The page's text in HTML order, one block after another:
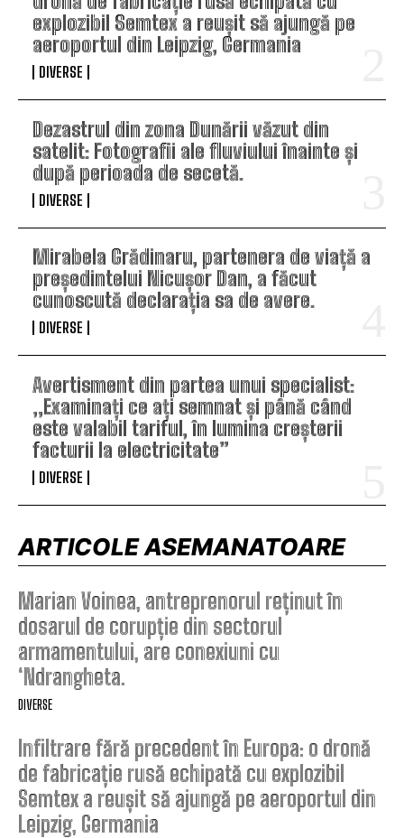
explozibil Semtex a reușit să ajungă pe
aeroportul din Leipzig, Germania
DIVERSE
Dezastrul din zona Dunării văzut din
satelit: Fotografii ale fluviului înainte și
după perioada de secetă.
DIVERSE
Mirabela Grădinaru, partenera de viață a
președintelui Nicușor Dan, a făcut
cunoscută declarația sa de avere.
DIVERSE
Avertisment din partea unui specialist:
„Examinați ce ați semnat și până când
este valabil tariful, în lumina creșterii
facturii la electricitate”
DIVERSE
ARTICOLE ASEMANATOARE
Marian Voinea, antreprenorul reținut în
dosarul de corupție din sectorul
armamentului, are conexiuni cu
‘Ndrangheta.
DIVERSE
Infiltrare fără precedent în Europa: o dronă
de fabricație rusă echipată cu explozibil
Semtex a reușit să ajungă pe aeroportul din
Leipzig, Germania